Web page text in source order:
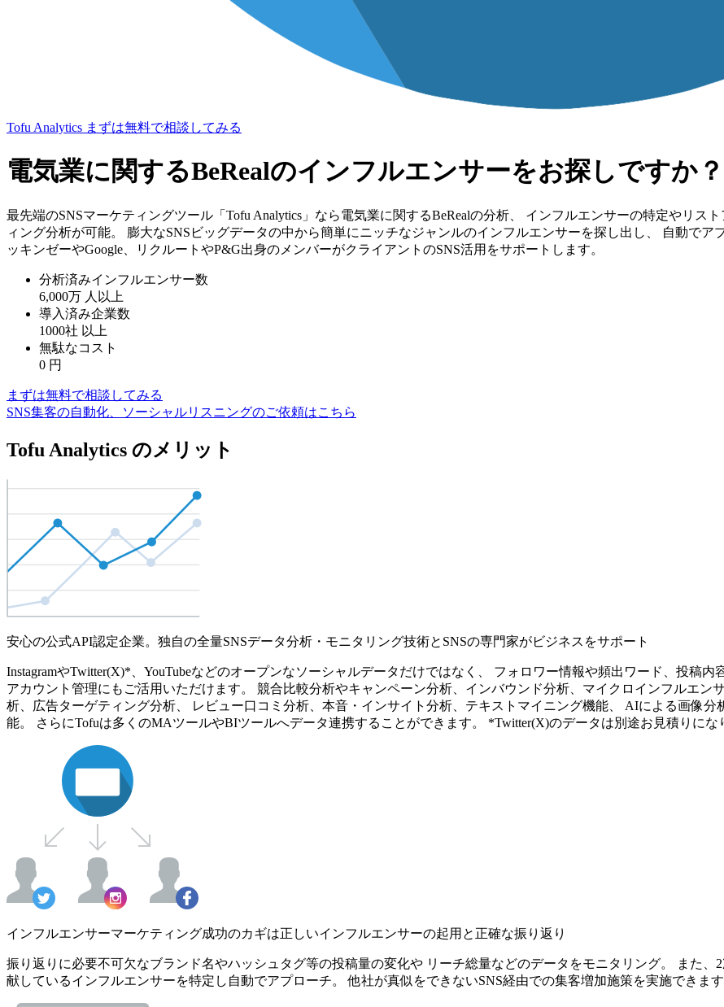
Tofu Analytics まずは無料で相談してみる
電気業に関するBeRealのインフルエンサーをお探しですか？
最先端のSNSマーケティングツール「Tofu Analytics」なら電気業に関するBeRealの分析、 インフルエンサーの特定やリス
ィング分析が可能。 膨大なSNSビッグデータの中から簡単にニッチなジャンルのインフルエンサーを探し出し、 自動で
ッキンゼーやGoogle、リクルートやP&G出身のメンバーがクライアントのSNS活用をサポートします。
分析済みインフルエンサー数
6,000万 人以上
導入済み企業数
1000社 以上
無駄なコスト
0 円
まずは無料で相談してみる
SNS集客の自動化、ソーシャルリスニングのご依頼はこちら
Tofu Analytics のメリット
安心の公式API認定企業。独自の全量SNSデータ分析・モニタリング技術とSNSの専門家がビジネスをサポート
InstagramやTwitter(X)*、YouTubeなどのオープンなソーシャルデータだけではなく、 フォロワー情報や頻出ワード、投稿
アカウント管理にもご活用いただけます。 競合比較分析やキャンペーン分析、インバウンド分析、マイクロインフルエン
析、広告ターゲティング分析、 レビュー口コミ分析、本音・インサイト分析、テキストマイニング機能、 AIによる画像
能。 さらにTofuは多くのMAツールやBIツールへデータ連携することができます。 *Twitter(X)のデータは別途お見積りにな
インフルエンサーマーケティング成功のカギは正しいインフルエンサーの起用と正確な振り返り
振り返りに必要不可欠なブランド名やハッシュタグ等の投稿量の変化や リーチ総量などのデータをモニタリング。 また
献しているインフルエンサーを特定し自動でアプローチ。 他社が真似をできないSNS経由での集客増加施策を実施できます